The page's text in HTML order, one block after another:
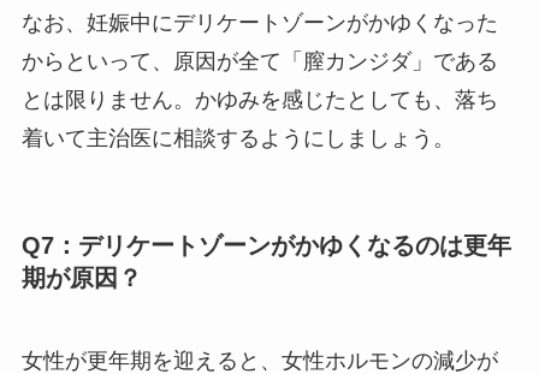
なお、妊娠中にデリケートゾーンがかゆくなった
からといって、原因が全て「膣カンジダ」である
とは限りません。かゆみを感じたとしても、落ち
着いて主治医に相談するようにしましょう。
Q7：デリケートゾーンがかゆくなるのは更年
期が原因？
女性が更年期を迎えると、女性ホルモンの減少が